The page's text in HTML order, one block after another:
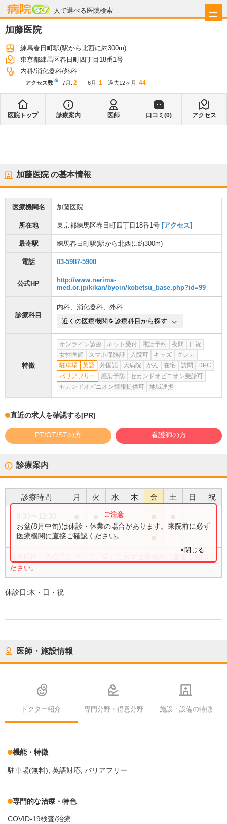
人で選べる医院検索
病院なび
加藤医院
練馬春日町駅(駅から北西に約300m)
東京都練馬区春日町四丁目18番1号
内科 消化器科 外科
アクセス数※ 7月 : 2 6月 : 1 過去12ヶ月: 44
医院トップ 診療案内 医師 口コミ(0) アクセス
加藤医院の基本情報
医療機関名 加藤医院
所在地 東京都練馬区春日町四丁目18番1号 [アクセス]
最寄駅 練馬春日町駅(駅から北西に約300m)
電話 03-5987-5900
公式HP
http://www.nerima-
med.or.jp/kikan/byoin/kobetsu_base.php?id=99
診療科目
内科、 消化器科、 外科
近くの医療機関を診療科目から探す
特徴
オンライン診療 ネット受付 電話予約 夜間
日祝
女性医師
スマホ保険証 入院可 キッズ
クレカ
駐車場
英語 外国語 大病院 がん 在宅 訪問
DPC
バリアフリー
感染予防
セカンドオピニオン受診可
セカンドオピニオン情報提供可
地域連携
直近の求人を確認する[PR]
PT/OT/STの方 看護師の方
診療案内
診療時間 月 火 水 木 金 土 日 祝
●
15:30〜18:30 ● ● ●
診療時間・内容等について、事前に必ず医療機関に直接ご確認く
ださい。
お盆(8月中旬)は休診・休業の場合があります。来院前に必ず
医療機関に直接ご確認ください。
×閉じる
休診日:木・日・祝
医師・施設情報
ドクター紹介 専門分野・得意分野 施設・設備の特徴
機能・特徴
駐車場(無料) 英語対応 バリアフリー
専門的な治療・特色
COVID-19検査/治療